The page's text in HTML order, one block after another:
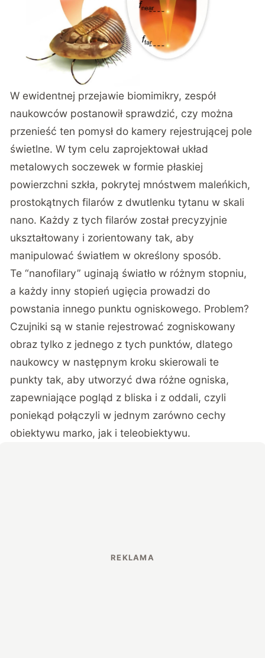
W ewidentnej przejawie biomimikry, zespół
naukowców postanowił sprawdzić, czy można
przenieść ten pomysł do kamery rejestrującej pole
świetlne. W tym celu zaprojektował układ
metalowych soczewek w formie płaskiej
powierzchni szkła, pokrytej mnóstwem maleńkich,
prostokątnych filarów z dwutlenku tytanu w skali
nano. Każdy z tych filarów został precyzyjnie
ukształtowany i zorientowany tak, aby
manipulować światłem w określony sposób.
Te “nanofilary” uginają światło w różnym stopniu,
a każdy inny stopień ugięcia prowadzi do
powstania innego punktu ogniskowego. Problem?
Czujniki są w stanie rejestrować zogniskowany
obraz tylko z jednego z tych punktów, dlatego
naukowcy w następnym kroku skierowali te
punkty tak, aby utworzyć dwa różne ogniska,
zapewniające pogląd z bliska i z oddali, czyli
poniekąd połączyli w jednym zarówno cechy
obiektywu marko, jak i teleobiektywu.